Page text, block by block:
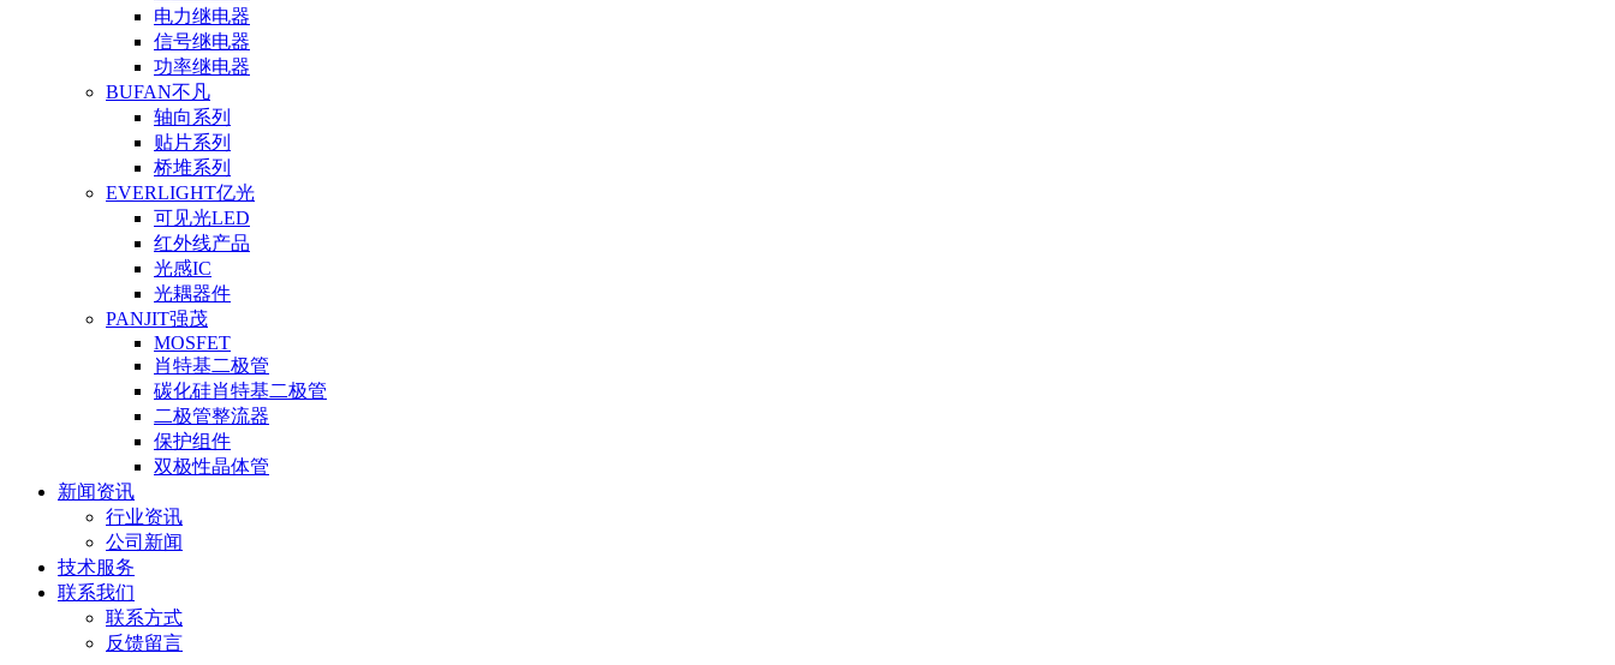
电力继电器
信号继电器
功率继电器
BUFAN不凡
轴向系列
贴片系列
桥堆系列
EVERLIGHT亿光
可见光LED
红外线产品
光感IC
光耦器件
PANJIT强茂
MOSFET
肖特基二极管
碳化硅肖特基二极管
二极管整流器
保护组件
双极性晶体管
新闻资讯
行业资讯
公司新闻
技术服务
联系我们
联系方式
反馈留言